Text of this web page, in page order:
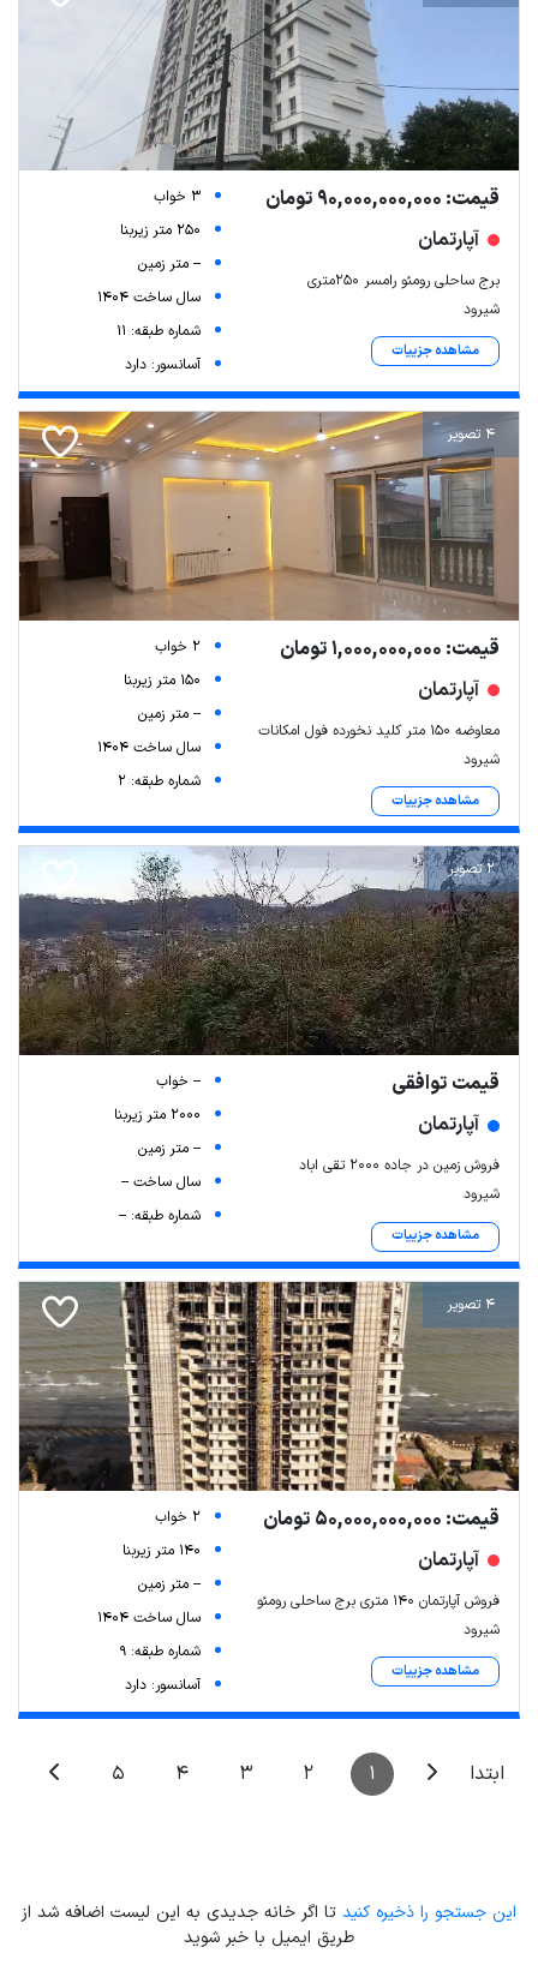
Leaflet| Map data ©ariamarz.com
قیمت: 90,000,000,000 تومان
آپارتمان
برج ساحلی رومئو رامسر ۲۵۰متری
شیرود
مشاهده جزییات
3 خواب
250 متر زیربنا
-- متر زمین
سال ساخت 1404
شماره طبقه: 11
آسانسور: دارد
4 تصویر
قیمت: 1,000,000,000 تومان
آپارتمان
معاوضه ۱۵۰ متر کلید نخورده فول امکانات
شیرود
مشاهده جزییات
2 خواب
150 متر زیربنا
-- متر زمین
سال ساخت 1404
شماره طبقه: 2
2 تصویر
قیمت توافقی
آپارتمان
فروش زمین در جاده ۲۰۰۰ تقی اباد
شیرود
مشاهده جزییات
-- خواب
2000 متر زیربنا
-- متر زمین
سال ساخت --
شماره طبقه: --
4 تصویر
قیمت: 50,000,000,000 تومان
آپارتمان
فروش آپارتمان 140 متری برج ساحلی رومئو
شیرود
مشاهده جزییات
2 خواب
140 متر زیربنا
-- متر زمین
سال ساخت 1404
شماره طبقه: 9
آسانسور: دارد
ابتدا 1
2
3
4
5
این جستجو را ذخیره کنید تا اگر خانه جدیدی به این لیست اضافه شد از
طریق ایمیل با خبر شوید